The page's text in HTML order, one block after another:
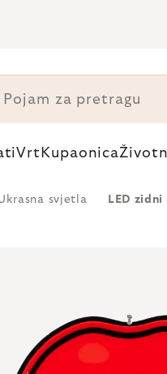
Vrt Kupaonica
svjetla LED zidni